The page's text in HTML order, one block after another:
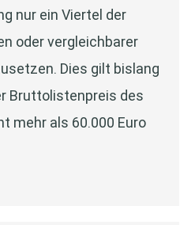
nur ein Viertel der
oder vergleichbarer
Dies gilt bislang
Bruttolistenpreis des
mehr als 60.000 Euro